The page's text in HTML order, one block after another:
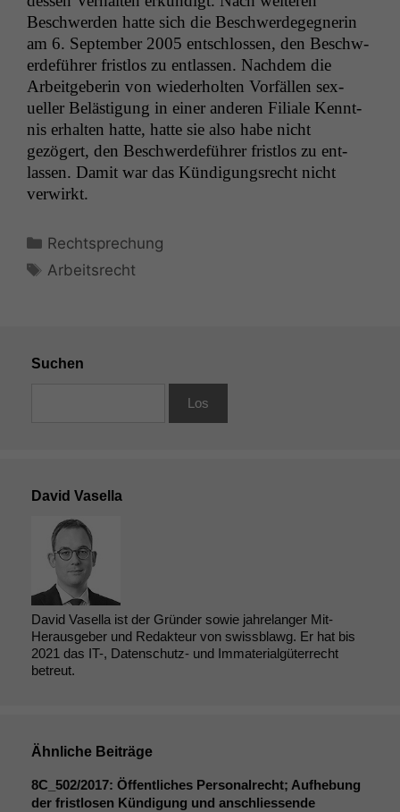
Beschw­er­den hat­te sich die Beschw­erdegeg­ner­in
am 6. Sep­tem­ber 2005 entschlossen, den Beschw­
erde­führer frist­los zu ent­lassen. Nach­dem die
Arbeit­ge­berin von wieder­holten Vor­fällen sex­
ueller Beläs­ti­gung in ein­er anderen Fil­iale Ken­nt­
nis erhal­ten hat­te, hat­te sie also habe nicht
gezögert, den Beschw­erde­führer frist­los zu ent­
lassen. Damit war das Kündi­gungsrecht nicht
verwirkt.
Kategorien
Rechtsprechung
Schlagwörter
Arbeitsrecht
Suchen
David Vasella
David Vasella ist der Gründer sowie jahrelanger Mit-
Herausgeber und Redakteur von swissblawg. Er hat bis
2021 das IT-, Datenschutz- und Immaterialgüterrecht
betreut.
Ähnliche Beiträge
8C_502/2017: Öffentliches Personalrecht; Aufhebung
der fristlosen Kündigung und anschliessende